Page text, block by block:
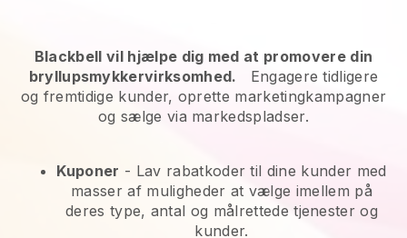
Blackbell vil hjælpe dig med at promovere din
bryllupsmykkervirksomhed.
Engagere tidligere
og fremtidige kunder, oprette marketingkampagner
og sælge via markedspladser.
Kuponer - Lav rabatkoder til dine kunder med
masser af muligheder at vælge imellem på
deres type, antal og målrettede tjenester og
kunder.